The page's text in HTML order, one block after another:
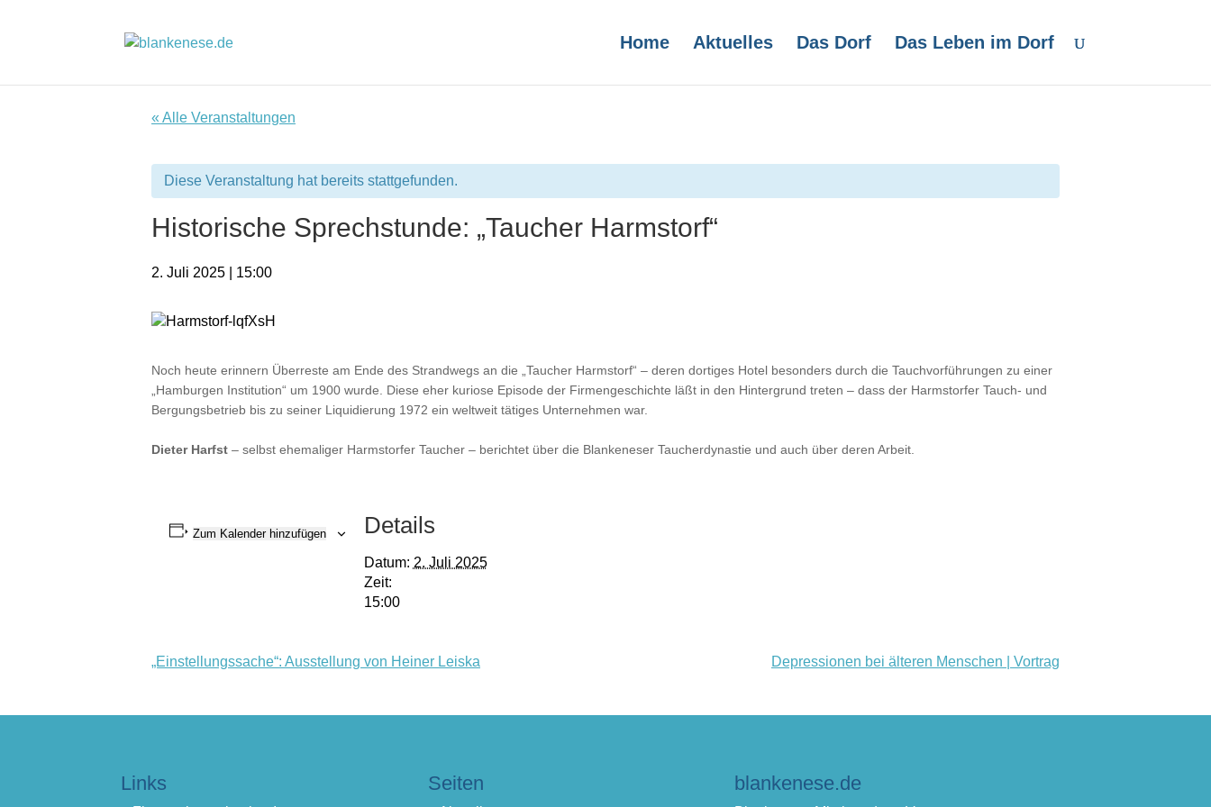
Home Aktuelles Das Dorf Das Leben im Dorf
« Alle Veranstaltungen
Diese Veranstaltung hat bereits stattgefunden.
Historische Sprechstunde: „Taucher Harmstorf“
2. Juli 2025 | 15:00
Noch heute erinnern Überreste am Ende des Strandwegs an die „Taucher Harmstorf“ – deren dortiges Hotel besonders durch die Tauchvorführungen zu einer
„Hamburgen Institution“ um 1900 wurde. Diese eher kuriose Episode der Firmengeschichte läßt in den Hintergrund treten – dass der Harmstorfer Tauch- und
Bergungsbetrieb bis zu seiner Liquidierung 1972 ein weltweit tätiges Unternehmen war.
Dieter Harfst – selbst ehemaliger Harmstorfer Taucher – berichtet über die Blankeneser Taucherdynastie und auch über deren Arbeit.
Zum Kalender hinzufügen Details
Datum: 2. Juli 2025
Zeit:
15:00
„Einstellungssache“: Ausstellung von Heiner Leiska Depressionen bei älteren Menschen | Vortrag
Links Seiten blankenese.de